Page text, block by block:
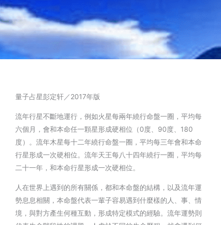
量子占星彭定轩／2017年版
流年行星不斷地運行，例如火星每兩年繞行命盤一圈，平均每
六個月，會和本命任一顆星形成硬相位（0度、90度、180
度）。流年木星每十二年繞行命盤一圈，平均每三年會和本命
行星形成一次硬相位。流年天王每八十四年繞行一圈，平均每
二十一年，和本命行星形成一次硬相位。
人在世界上遇到的所有關係，都和本命盤的結構，以及流年運
勢息息相關，本命盤代表一輩子容易遇到什麼樣的人、事、情
境，與對方產生何種互動，形成特定模式的經驗。流年運勢則